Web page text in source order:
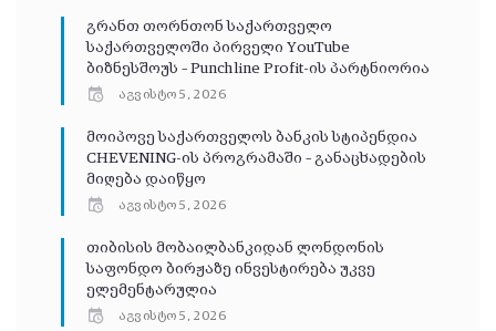
გრანთ თორნთონ საქართველო
საქართველოში პირველი YouTube
ბიზნესშოუს – Punchline Profit-ის პარტნიორია
აგვისტო 5, 2026
მოიპოვე საქართველოს ბანკის სტიპენდია
CHEVENING-ის პროგრამაში – განაცხადების
მიღება დაიწყო
აგვისტო 5, 2026
თიბისის მობაილბანკიდან ლონდონის
საფონდო ბირჟაზე ინვესტირება უკვე
ელემენტარულია
აგვისტო 5, 2026